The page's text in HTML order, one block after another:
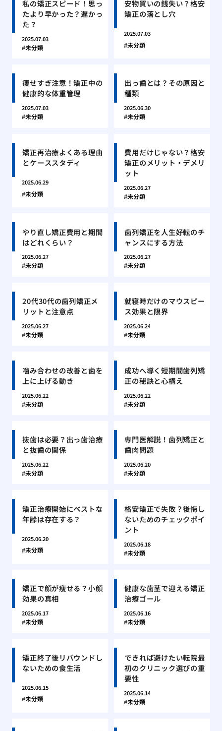
私の矯正スピード！思っ
たより早かった？遅かっ
た？
2025.07.03
未分類
安物買いの銭失い？格安
矯正の落とし穴
2025.07.03
未分類
痩せすぎ注意！矯正中の
健康的な体重管理
2025.07.03
未分類
出っ歯とは？その原因と
種類
2025.06.30
未分類
矯正再治療よくある理由
とケーススタディ
2025.06.29
未分類
費用だけじゃない？格安
矯正のメリット・デメリ
ット
2025.06.27
未分類
やり直し矯正費用と期間
はどれくらい？
2025.06.27
未分類
歯列矯正を人生好転のチ
ャンスにする方法
2025.06.27
未分類
20代30代の歯列矯正メ
リットと注意点
2025.06.27
未分類
就寝時だけのマウスピー
ス効果と限界
2025.06.24
未分類
噛み合わせの改善と歯を
上に上げる動き
2025.06.22
未分類
成功へ導く短期間歯列矯
正の秘訣と心構え
2025.06.22
未分類
抜歯は必要？出っ歯治療
と抜歯の関係
2025.06.22
未分類
専門医解説！歯列矯正と
歯肉問題
2025.06.20
未分類
矯正治療開始にベストな
年齢は存在する？
2025.06.20
未分類
格安矯正で失敗？後悔し
ないためのチェックポイ
ント
2025.06.18
未分類
矯正で顔が痩せる？小顔
効果の真相
2025.06.17
未分類
健康な歯茎で迎える矯正
治療ゴール
2025.06.16
未分類
矯正終了後リバウンドし
ないための食生活
2025.06.15
未分類
できれば避けたい転院最
初のクリニック選びの重
要性
2025.06.14
未分類